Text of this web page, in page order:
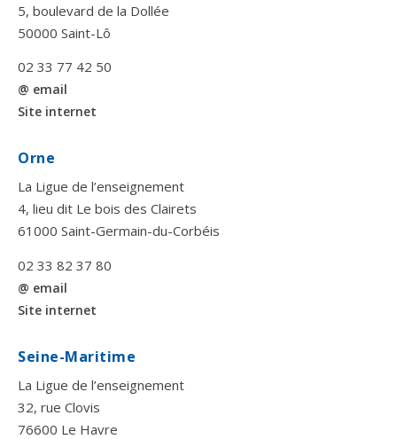
5, boulevard de la Dollée
50000 Saint-Lô
02 33 77 42 50
@ email
Site internet
Orne
La Ligue de l’enseignement
4, lieu dit Le bois des Clairets
61000 Saint-Germain-du-Corbéis
02 33 82 37 80
@ email
Site internet
Seine-Maritime
La Ligue de l’enseignement
32, rue Clovis
76600 Le Havre